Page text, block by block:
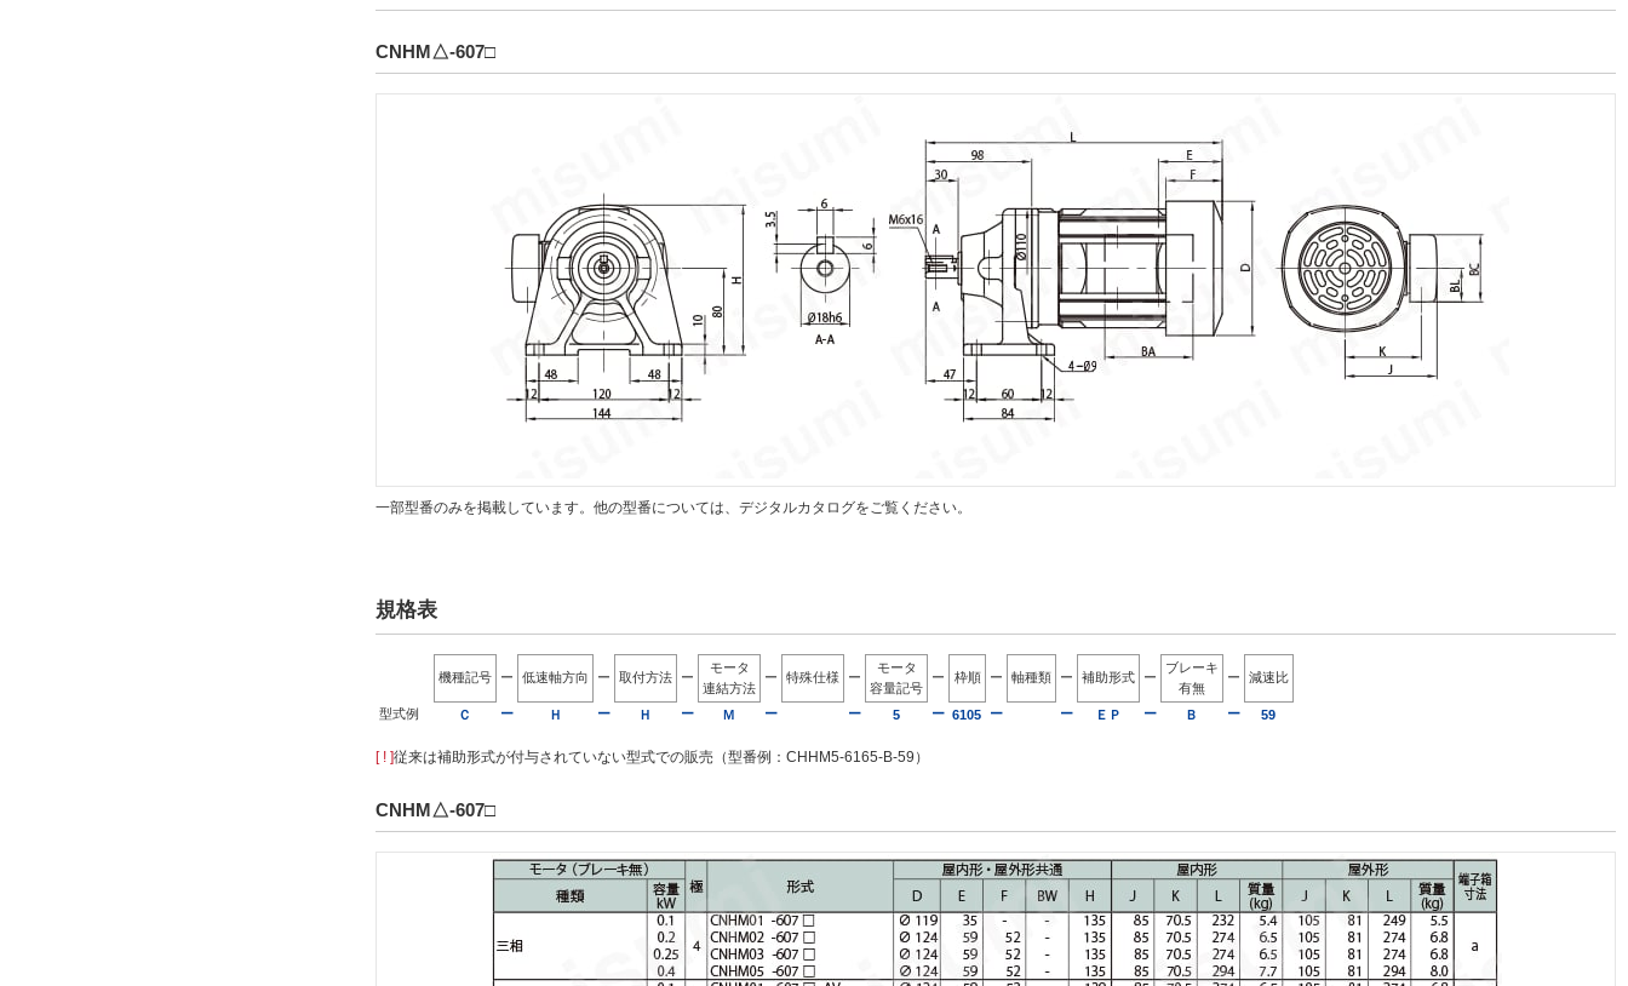
CNHM△-607□
一部型番のみを掲載しています。他の型番については、デジタルカタログをご覧ください。
規格表
機種記号 ー 低速軸方向 ー 取付方法 ー
モータ
連結方法
ー 特殊仕様 ー
モータ
容量記号
ー 枠順 ー 軸種類 ー 補助形式 ー
ブレーキ
有無
ー 減速比
型式例 Ｃ ー Ｈ ー Ｈ ー Ｍ ー ー 5 ー 6105 ー ー ＥＰ ー Ｂ ー 59
[ ! ]従来は補助形式が付与されていない型式での販売（型番例：CHHM5-6165-B-59）
CNHM△-607□